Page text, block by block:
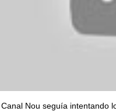
Canal Nou seguía intentando